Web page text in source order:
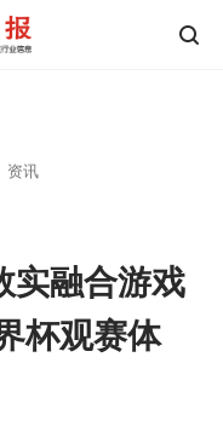
资讯
实融合游戏
杯观赛体